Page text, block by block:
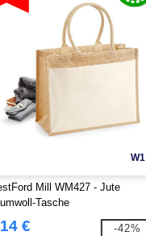
W1
Mill WM427 - Jute
Tasche
€ -42%